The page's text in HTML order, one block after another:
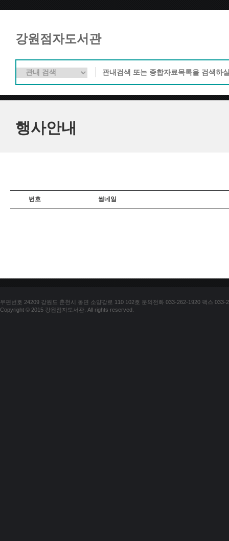
강원점자도서관
행사안내
번호 썸네일
우편번호 24209 강원도 춘천시 동면 소양강로 110 102호 문의전화 033-262-1920 팩스 033-
Copyright © 2015 강원점자도서관. All rights reserved.